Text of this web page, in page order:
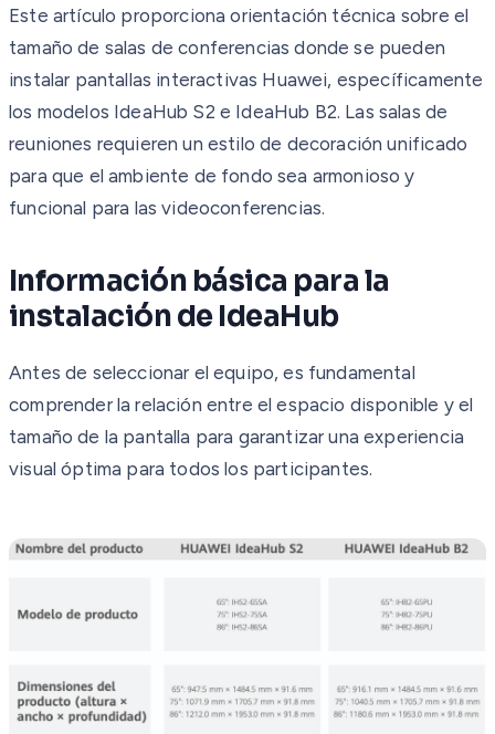
Este artículo proporciona orientación técnica sobre el
tamaño de salas de conferencias donde se pueden
instalar pantallas interactivas Huawei, específicamente
los modelos IdeaHub S2 e IdeaHub B2. Las salas de
reuniones requieren un estilo de decoración unificado
para que el ambiente de fondo sea armonioso y
funcional para las videoconferencias.
Información básica para la
instalación de IdeaHub
Antes de seleccionar el equipo, es fundamental
comprender la relación entre el espacio disponible y el
tamaño de la pantalla para garantizar una experiencia
visual óptima para todos los participantes.